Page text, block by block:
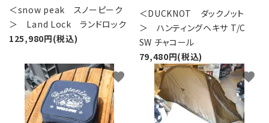
＜snow peak スノーピーク
＞ Land Lock ランドロック
125,980円(税込)
＜DUCKNOT ダックノット
＞ ハンティングヘキサ T/C
SW チャコール
79,480円(税込)
favorite favorite